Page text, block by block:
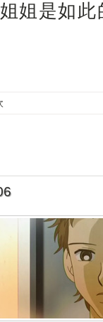
姐是如